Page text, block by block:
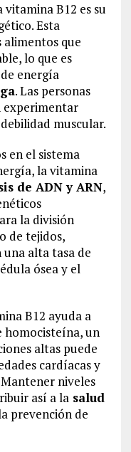
B12 es su
Esta
que
lo que es
energía
. Las personas
experimentar
muscular.
en el sistema
la vitamina
de ADN y ARN,
la división
de tejidos,
alta tasa de
ósea y el
B12 ayuda a
homocisteína, un
altas puede
cardíacas y
niveles
así a lasalud
prevención de